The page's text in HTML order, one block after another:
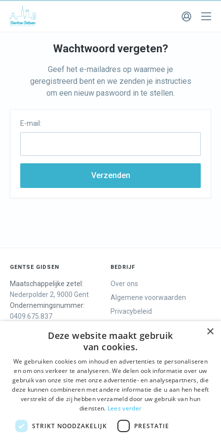
Wachtwoord vergeten?
Geef het e-mailadres op waarmee je
geregistreerd bent en we zenden je instructies
om een nieuw paswoord in te stellen.
E-mail:
Verzenden
GENTSE GIDSEN
Maatschappelijke zetel:
Nederpolder 2, 9000 Gent
Ondernemingsnummer:
0409.675.837
BEDRIJF
Over ons
Algemene voorwaarden
Privacybeleid
ONS AANBOD
Rondleidingen
Dagprogramma
Activiteiten
SOCIALS
Facebook
Instagram
LinkedIn
×
Deze website maakt gebruik
van cookies.
We gebruiken cookies om inhoud en advertenties te personaliseren
en om ons verkeer te analyseren. We delen ook informatie over uw
gebruik van onze site met onze advertentie- en analysepartners, die
deze kunnen combineren met andere informatie die u aan hen heeft
verstrekt of die zij hebben verzameld door uw gebruik van hun
diensten. Lees verder
STRIKT NOODZAKELIJK PRESTATIE